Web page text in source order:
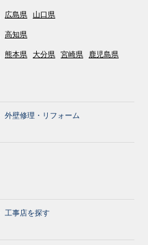
広島県 山口県
高知県
熊本県 大分県 宮崎県
鹿児島県
外壁修理・リフォーム
工事店を探す